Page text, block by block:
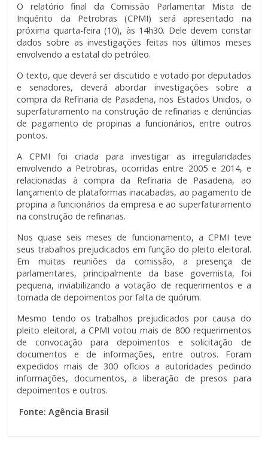
O relatório final da Comissão Parlamentar Mista de
Inquérito da Petrobras (CPMI) será apresentado na
próxima quarta-feira (10), às 14h30. Dele devem constar
dados sobre as investigações feitas nos últimos meses
envolvendo a estatal do petróleo.
O texto, que deverá ser discutido e votado por deputados
e senadores, deverá abordar investigações sobre a
compra da Refinaria de Pasadena, nos Estados Unidos, o
superfaturamento na construção de refinarias e denúncias
de pagamento de propinas a funcionários, entre outros
pontos.
A CPMI foi criada para investigar as irregularidades
envolvendo a Petrobras, ocorridas entre 2005 e 2014, e
relacionadas à compra da Refinaria de Pasadena, ao
lançamento de plataformas inacabadas, ao pagamento de
propina a funcionários da empresa e ao superfaturamento
na construção de refinarias.
Nos quase seis meses de funcionamento, a CPMI teve
seus trabalhos prejudicados em função do pleito eleitoral.
Em muitas reuniões da comissão, a presença de
parlamentares, principalmente da base governista, foi
pequena, inviabilizando a votação de requerimentos e a
tomada de depoimentos por falta de quórum.
Mesmo tendo os trabalhos prejudicados por causa do
pleito eleitoral, a CPMI votou mais de 800 requerimentos
de convocação para depoimentos e solicitação de
documentos e de informações, entre outros. Foram
expedidos mais de 300 ofícios a autoridades pedindo
informações, documentos, a liberação de presos para
depoimentos e outros.
Fonte: Agência Brasil